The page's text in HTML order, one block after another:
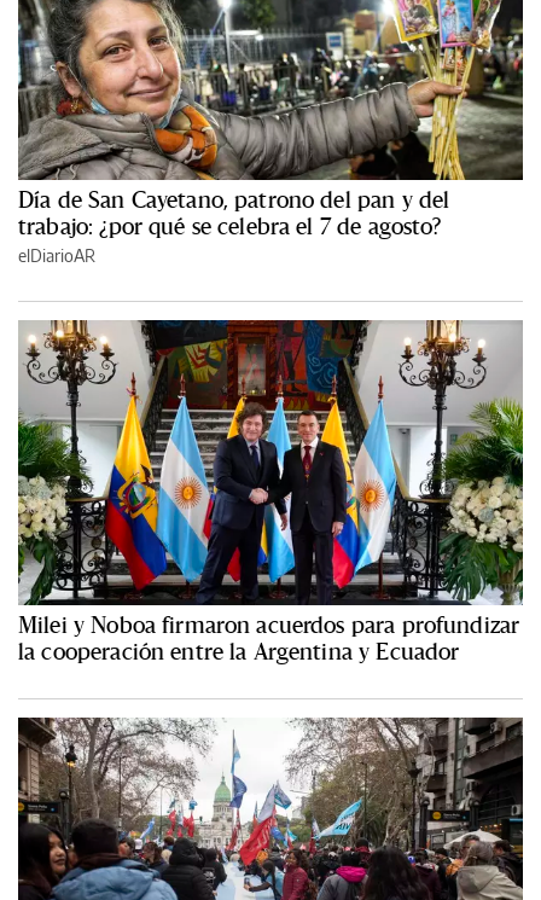
Día de San Cayetano, patrono del pan y del
trabajo: ¿por qué se celebra el 7 de agosto?
elDiarioAR
Milei y Noboa firmaron acuerdos para profundizar
la cooperación entre la Argentina y Ecuador